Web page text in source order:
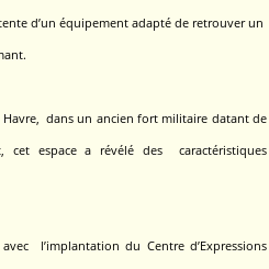
d’un équipement adapté de retrouver un
Havre, dans un ancien fort militaire datant de
espace a révélé des caractéristiques
l’implantation du Centre d’Expressions